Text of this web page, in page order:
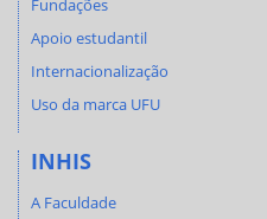
Fundações
Apoio estudantil
Internacionalização
Uso da marca UFU
INHIS
A Faculdade